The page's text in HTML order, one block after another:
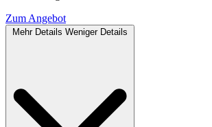
Zum Angebot
Mehr Details Weniger Details